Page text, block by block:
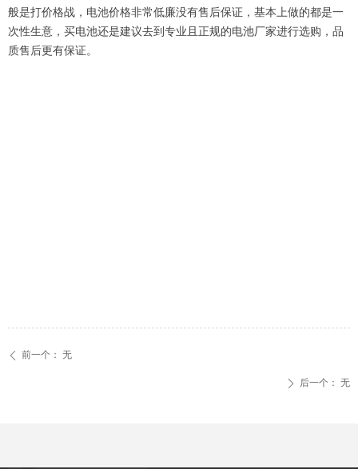
般是打价格战，电池价格非常低廉没有售后保证，基本上做的都是一
次性生意，买电池还是建议去到专业且正规的电池厂家进行选购，品
质售后更有保证。
ꄴ 前一个： 无
ꄲ 后一个： 无